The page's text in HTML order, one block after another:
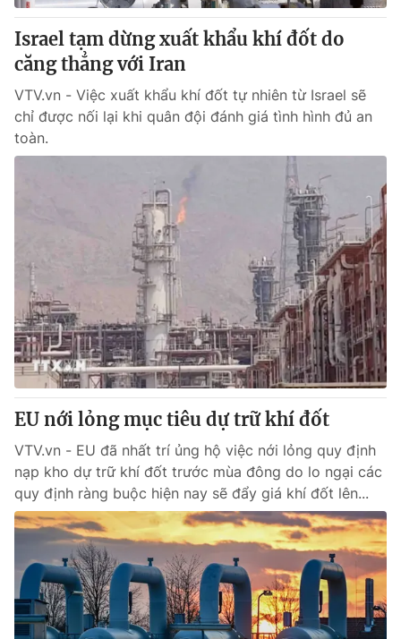
Israel tạm dừng xuất khẩu khí đốt do
căng thẳng với Iran
VTV.vn - Việc xuất khẩu khí đốt tự nhiên từ Israel sẽ
chỉ được nối lại khi quân đội đánh giá tình hình đủ an
toàn.
EU nới lỏng mục tiêu dự trữ khí đốt
VTV.vn - EU đã nhất trí ủng hộ việc nới lỏng quy định
nạp kho dự trữ khí đốt trước mùa đông do lo ngại các
quy định ràng buộc hiện nay sẽ đẩy giá khí đốt lên...